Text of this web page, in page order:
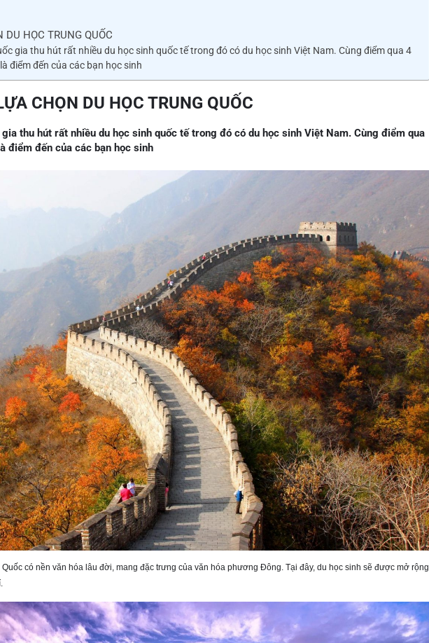
b
o
o
k
st
dI
HỌC TRUNG QUỐC
gia thu hút rất nhiều du học sinh quốc tế trong đó có du học sinh Việt Nam. Cùng điểm qua 4
điểm đến của các bạn học sinh
CHỌN DU HỌC TRUNG QUỐC
thu hút rất nhiều du học sinh quốc tế trong đó có du học sinh Việt Nam. Cùng điểm qua
điểm đến của các bạn học sinh
Quốc có nền văn hóa lâu đời, mang đặc trưng của văn hóa phương Đông. Tại đây, du học sinh sẽ được mở rộng